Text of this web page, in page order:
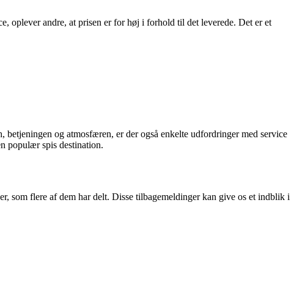
oplever andre, at prisen er for høj i forhold til det leverede. Det er et
betjeningen og atmosfæren, er der også enkelte udfordringer med service
populær spis destination.
som flere af dem har delt. Disse tilbagemeldinger kan give os et indblik i